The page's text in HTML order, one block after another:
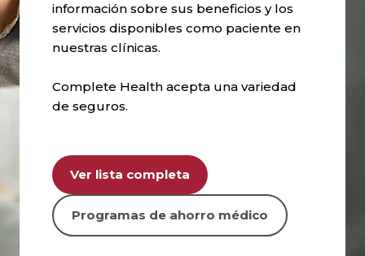
información sobre sus beneficios y los
servicios disponibles como paciente en
nuestras clínicas.
Complete Health acepta una variedad
de seguros.
Ver lista completa
Programas de ahorro médico